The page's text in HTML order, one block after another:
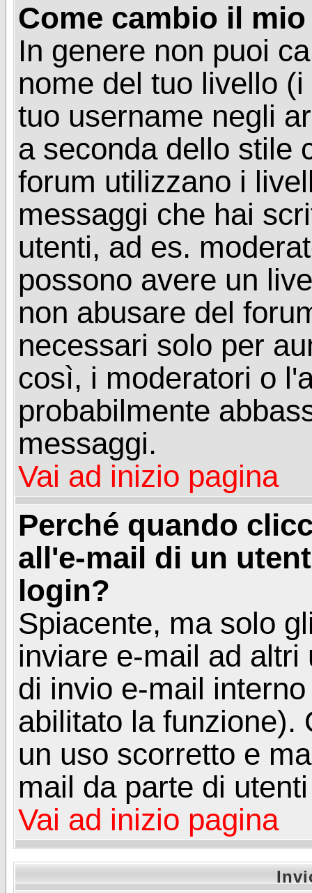
Come cambio il
In genere non puoi
nome del tuo livello
tuo username negli
a seconda dello stile
forum utilizzano i
messaggi che hai
utenti, ad es.
possono avere un
non abusare del
necessari solo per
così, i moderatori o
probabilmente
messaggi.
Vai ad inizio pagina
Perché quando
all'e-mail di un
login?
Spiacente, ma solo
inviare e-mail ad
di invio e-mail
abilitato la funzione).
un uso scorretto e
mail da parte di
Vai ad inizio pagina